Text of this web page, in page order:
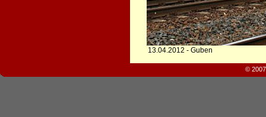
13.04.2012 - Guben
©